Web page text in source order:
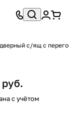
с/ящ с
с учётом